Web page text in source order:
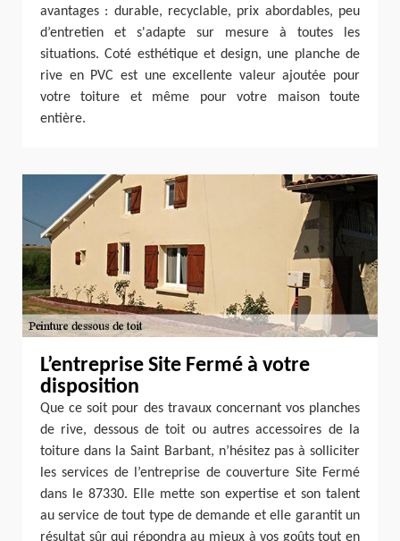
avantages : durable, recyclable, prix abordables, peu
d’entretien et s'adapte sur mesure à toutes les
situations. Coté esthétique et design, une planche de
rive en PVC est une excellente valeur ajoutée pour
votre toiture et même pour votre maison toute
entière.
L’entreprise Site Fermé à votre
disposition
Que ce soit pour des travaux concernant vos planches
de rive, dessous de toit ou autres accessoires de la
toiture dans la Saint Barbant, n’hésitez pas à solliciter
les services de l’entreprise de couverture Site Fermé
dans le 87330. Elle mette son expertise et son talent
au service de tout type de demande et elle garantit un
résultat sûr qui répondra au mieux à vos goûts tout en